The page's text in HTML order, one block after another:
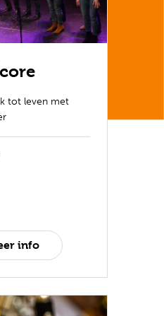
tot leven met
info